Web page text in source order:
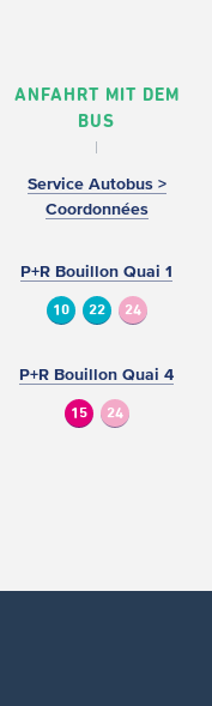
ANFAHRT MIT DEM
BUS
Service Autobus >
Coordonnées
P+R Bouillon Quai 1
10 22 24
P+R Bouillon Quai 4
15 24